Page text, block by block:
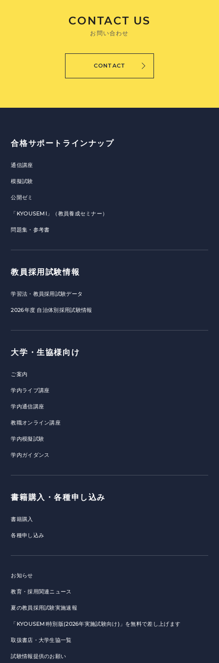
CONTACT US
お問い合わせ
CONTACT
合格サポートラインナップ
通信講座
模擬試験
公開ゼミ
「KYOUSEMI」（教員養成セミナー）
問題集・参考書
教員採用試験情報
学習法・教員採用試験データ
2026年度 自治体別採用試験情報
大学・生協様向け
ご案内
学内ライブ講座
学内通信講座
教職オンライン講座
学内模擬試験
学内ガイダンス
書籍購入・各種申し込み
書籍購入
各種申し込み
お知らせ
教育・採用関連ニュース
夏の教員採用試験実施速報
「KYOUSEMI特別版(2026年実施試験向け)」を無料で差し上げます
取扱書店・大学生協一覧
試験情報提供のお願い